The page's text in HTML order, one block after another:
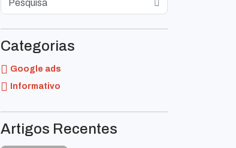
Categorias
Google ads
Informativo
Artigos Recentes